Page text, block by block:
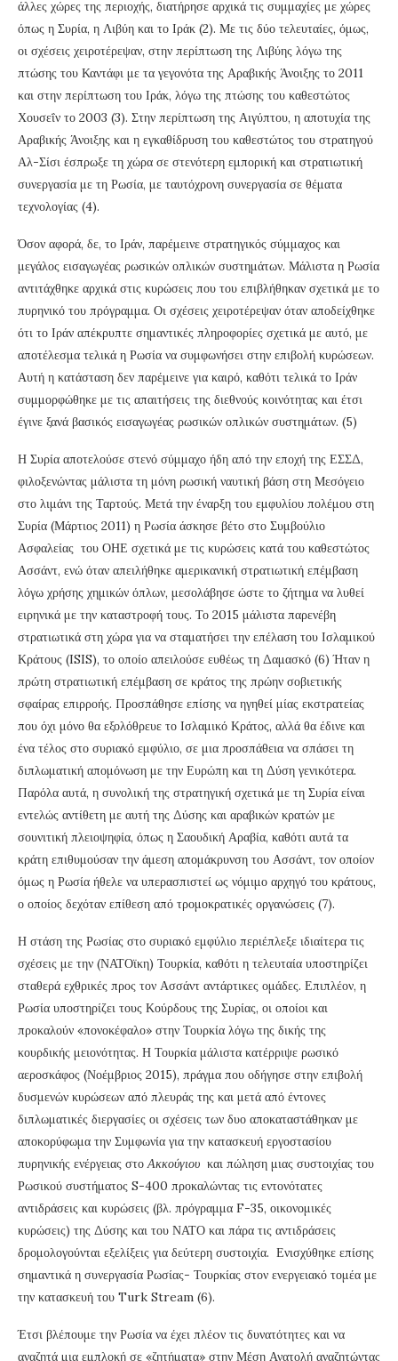
άλλες χώρες της περιοχής, διατήρησε αρχικά τις συμμαχίες με χώρες
όπως η Συρία, η Λιβύη και το Ιράκ (2). Με τις δύο τελευταίες, όμως,
οι σχέσεις χειροτέρεψαν, στην περίπτωση της Λιβύης λόγω της
πτώσης του Καντάφι με τα γεγονότα της Αραβικής Άνοιξης το 2011
και στην περίπτωση του Ιράκ, λόγω της πτώσης του καθεστώτος
Χουσεΐν το 2003 (3). Στην περίπτωση της Αιγύπτου, η αποτυχία της
Αραβικής Άνοιξης και η εγκαθίδρυση του καθεστώτος του στρατηγού
Αλ-Σίσι έσπρωξε τη χώρα σε στενότερη εμπορική και στρατιωτική
συνεργασία με τη Ρωσία, με ταυτόχρονη συνεργασία σε θέματα
τεχνολογίας (4).
Όσον αφορά, δε, το Ιράν, παρέμεινε στρατηγικός σύμμαχος και
μεγάλος εισαγωγέας ρωσικών οπλικών συστημάτων. Μάλιστα η Ρωσία
αντιτάχθηκε αρχικά στις κυρώσεις που του επιβλήθηκαν σχετικά με το
πυρηνικό του πρόγραμμα. Οι σχέσεις χειροτέρεψαν όταν αποδείχθηκε
ότι το Ιράν απέκρυπτε σημαντικές πληροφορίες σχετικά με αυτό, με
αποτέλεσμα τελικά η Ρωσία να συμφωνήσει στην επιβολή κυρώσεων.
Αυτή η κατάσταση δεν παρέμεινε για καιρό, καθότι τελικά το Ιράν
συμμορφώθηκε με τις απαιτήσεις της διεθνούς κοινότητας και έτσι
έγινε ξανά βασικός εισαγωγέας ρωσικών οπλικών συστημάτων. (5)
Η Συρία αποτελούσε στενό σύμμαχο ήδη από την εποχή της ΕΣΣΔ,
φιλοξενώντας μάλιστα τη μόνη ρωσική ναυτική βάση στη Μεσόγειο
στο λιμάνι της Ταρτούς. Μετά την έναρξη του εμφυλίου πολέμου στη
Συρία (Μάρτιος 2011) η Ρωσία άσκησε βέτο στο Συμβούλιο
Ασφαλείας του ΟΗΕ σχετικά με τις κυρώσεις κατά του καθεστώτος
Ασσάντ, ενώ όταν απειλήθηκε αμερικανική στρατιωτική επέμβαση
λόγω χρήσης χημικών όπλων, μεσολάβησε ώστε το ζήτημα να λυθεί
ειρηνικά με την καταστροφή τους. Το 2015 μάλιστα παρενέβη
στρατιωτικά στη χώρα για να σταματήσει την επέλαση του Ισλαμικού
Κράτους (ISIS), το οποίο απειλούσε ευθέως τη Δαμασκό (6) Ήταν η
πρώτη στρατιωτική επέμβαση σε κράτος της πρώην σοβιετικής
σφαίρας επιρροής. Προσπάθησε επίσης να ηγηθεί μίας εκστρατείας
που όχι μόνο θα εξολόθρευε το Ισλαμικό Κράτος, αλλά θα έδινε και
ένα τέλος στο συριακό εμφύλιο, σε μια προσπάθεια να σπάσει τη
διπλωματική απομόνωση με την Ευρώπη και τη Δύση γενικότερα.
Παρόλα αυτά, η συνολική της στρατηγική σχετικά με τη Συρία είναι
εντελώς αντίθετη με αυτή της Δύσης και αραβικών κρατών με
σουνιτική πλειοψηφία, όπως η Σαουδική Αραβία, καθότι αυτά τα
κράτη επιθυμούσαν την άμεση απομάκρυνση του Ασσάντ, τον οποίον
όμως η Ρωσία ήθελε να υπερασπιστεί ως νόμιμο αρχηγό του κράτους,
ο οποίος δεχόταν επίθεση από τρομοκρατικές οργανώσεις (7).
Η στάση της Ρωσίας στο συριακό εμφύλιο περιέπλεξε ιδιαίτερα τις
σχέσεις με την (ΝΑΤΟϊκη) Τουρκία, καθότι η τελευταία υποστηρίζει
σταθερά εχθρικές προς τον Ασσάντ αντάρτικες ομάδες. Επιπλέον, η
Ρωσία υποστηρίζει τους Κούρδους της Συρίας, οι οποίοι και
προκαλούν «πονοκέφαλο» στην Τουρκία λόγω της δικής της
κουρδικής μειονότητας. Η Τουρκία μάλιστα κατέρριψε ρωσικό
αεροσκάφος (Νοέμβριος 2015), πράγμα που οδήγησε στην επιβολή
δυσμενών κυρώσεων από πλευράς της και μετά από έντονες
διπλωματικές διεργασίες οι σχέσεις των δυο αποκαταστάθηκαν με
αποκορύφωμα την Συμφωνία για την κατασκευή εργοστασίου
πυρηνικής ενέργειας στοΑκκούγιου και πώληση μιας συστοιχίας του
Ρωσικού συστήματος S-400 προκαλώντας τις εντονότατες
αντιδράσεις και κυρώσεις (βλ. πρόγραμμα F-35, οικονομικές
κυρώσεις) της Δύσης και του ΝΑΤΟ και πάρα τις αντιδράσεις
δρομολογούνται εξελίξεις για δεύτερη συστοιχία. Ενισχύθηκε επίσης
σημαντικά η συνεργασία Ρωσίας- Τουρκίας στον ενεργειακό τομέα με
την κατασκευή του Turk Stream (6).
Έτσι βλέπουμε την Ρωσία να έχει πλέoν τις δυνατότητες και να
αναζητά μια εμπλοκή σε «ζητήματα» στην Μέση Ανατολή αναζητώντας